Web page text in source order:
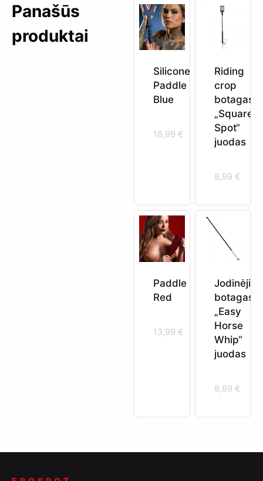
Panašūs
produktai
Silicone
Paddle
Blue
18,99 €
Riding
crop
botagas
„Square
Spot“
juodas
8,99 €
Paddle
Red
13,99 €
botagas
„Easy
Horse
Whip“
juodas
8,99 €